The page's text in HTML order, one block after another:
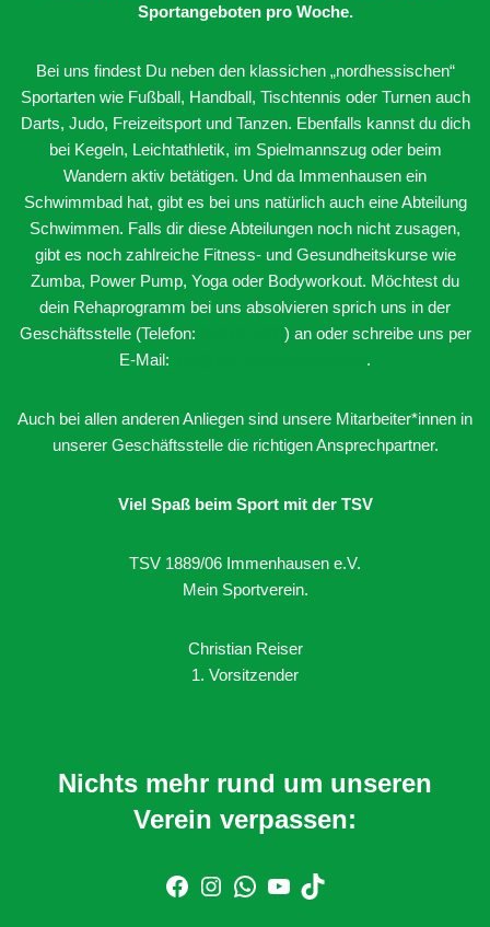
Sportangeboten pro Woche.
Bei uns findest Du neben den klassichen „nordhessischen“
Sportarten wie Fußball, Handball, Tischtennis oder Turnen auch
Darts, Judo, Freizeitsport und Tanzen. Ebenfalls kannst du dich
bei Kegeln, Leichtathletik, im Spielmannszug oder beim
Wandern aktiv betätigen. Und da Immenhausen ein
Schwimmbad hat, gibt es bei uns natürlich auch eine Abteilung
Schwimmen. Falls dir diese Abteilungen noch nicht zusagen,
gibt es noch zahlreiche Fitness- und Gesundheitskurse wie
Zumba, Power Pump, Yoga oder Bodyworkout. Möchtest du
dein Rehaprogramm bei uns absolvieren sprich uns in der
Geschäftsstelle (Telefon:
) an oder schreibe uns per
E-Mail:
.
Auch bei allen anderen Anliegen sind unsere Mitarbeiter*innen in
unserer Geschäftsstelle die richtigen Ansprechpartner.
Viel Spaß beim Sport mit der TSV
TSV 1889/06 Immenhausen e.V.
Mein Sportverein.
Christian Reiser
1. Vorsitzender
Nichts mehr rund um unseren
Verein verpassen: